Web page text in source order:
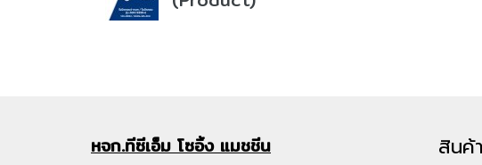
หจก.ทีซีเอ็ม โซอิ้ง แมชชีน สินค้า